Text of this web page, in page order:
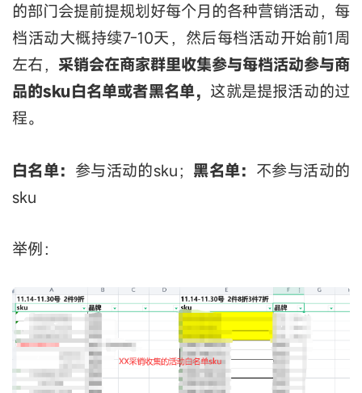
的部门会提前提规划好每个月的各种营销活动，每
档活动大概持续7-10天，然后每档活动开始前1周
左右， 采销会在商家群里收集参与每档活动参与商
品的sku白名单或者黑名单， 这就是提报活动的过
程。
白名单： 参与活动的sku； 黑名单： 不参与活动的
sku
举例：